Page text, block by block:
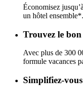
Économisez
un hôtel ensemble*.
Trouvez le
Avec plus de 300
formule vacances
Simplifiez-